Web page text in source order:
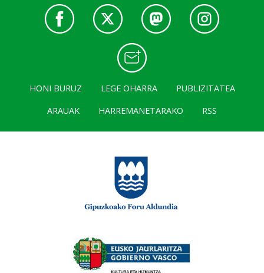
HONI BURUZ LEGE OHARRA
PUBLIZITATEA
ARAUAK
HARREMANETARAKO RSS